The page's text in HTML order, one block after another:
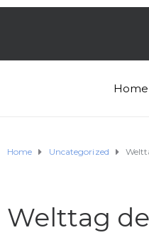
Home
Home Uncategorized
Welttag